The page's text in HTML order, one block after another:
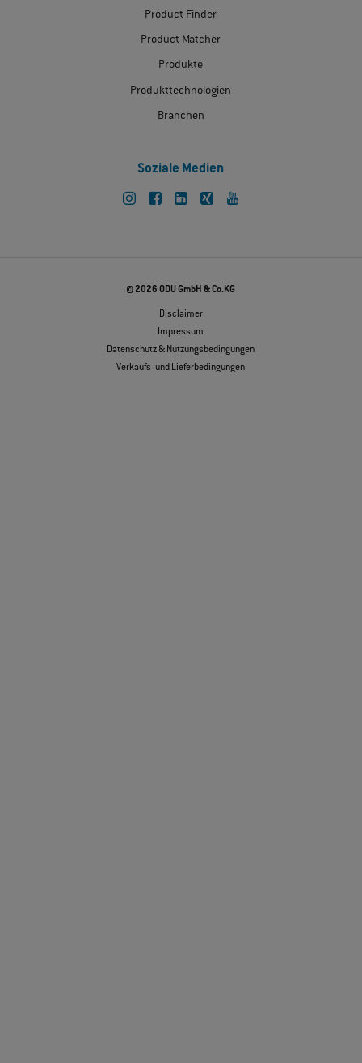
Product Finder
Product Matcher
Produkte
Produkttechnologien
Branchen
Soziale Medien
© 2026 ODU GmbH & Co.KG
Disclaimer
Impressum
Datenschutz & Nutzungsbedingungen
Verkaufs- und Lieferbedingungen